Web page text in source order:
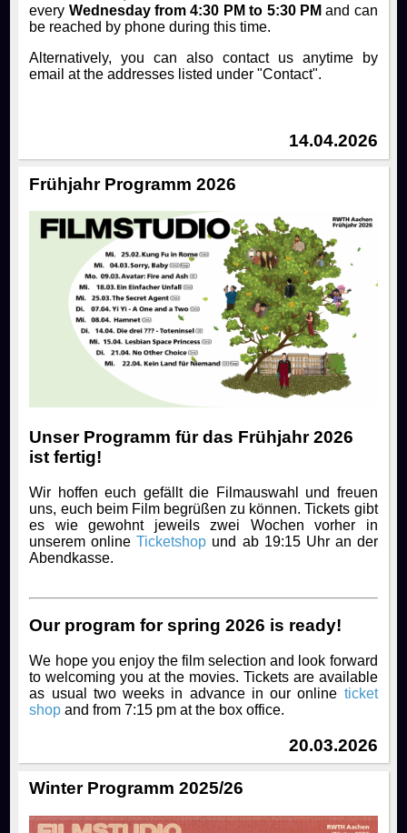
every Wednesday from 4:30 PM to 5:30 PMand can
be reached by phone during this time.
Alternatively, you can also contact us anytime by
email at the addresses listed under "Contact".
14.04.2026
Frühjahr Programm 2026
Unser Programm für das Frühjahr 2026
ist fertig!
Wir hoffen euch gefällt die Filmauswahl und freuen
uns, euch beim Film begrüßen zu können. Tickets gibt
es wie gewohnt jeweils zwei Wochen vorher in
unserem onlineTicketshop und ab 19:15 Uhr an der
Abendkasse.
Our program for spring 2026 is ready!
We hope you enjoy the film selection and look forward
to welcoming you at the movies. Tickets are available
as usual two weeks in advance in our online ticket
shop and from 7:15 pm at the box office.
20.03.2026
Winter Programm 2025/26